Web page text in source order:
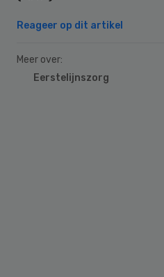
Reageer op dit artikel
Meer over:
Eerstelijnszorg